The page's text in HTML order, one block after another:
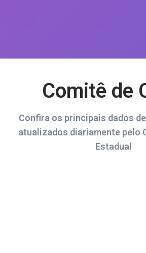
Comitê de
Confira os principais dados
atualizados diariamente pelo
Estadual